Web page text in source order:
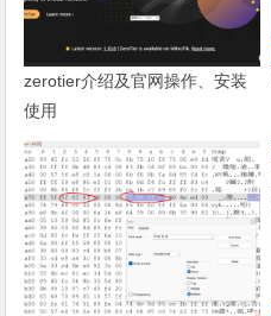
zerotier介绍及官网操作、安装
使用